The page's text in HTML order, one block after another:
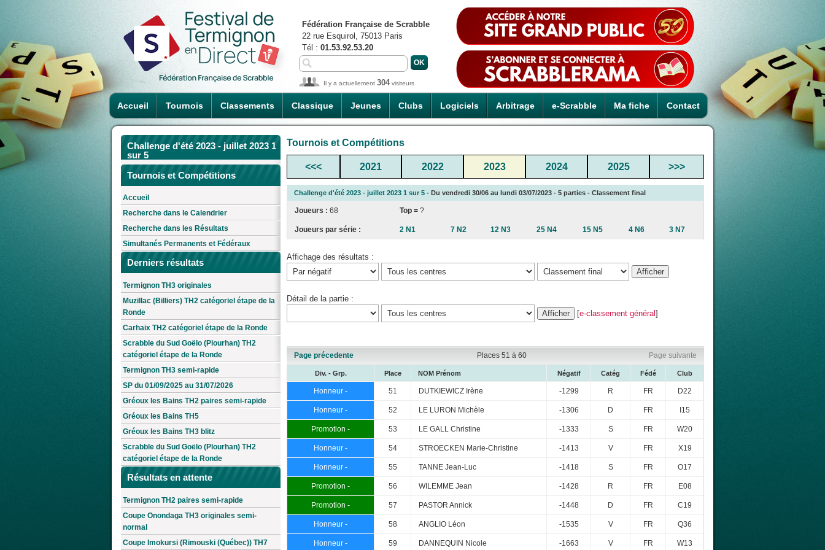
Accueil Tournois Classements Classique Jeunes Clubs Logiciels Arbitrage e-Scrabble Ma fiche Contact
Fédération Française de Scrabble
22 rue Esquirol, 75013 Paris
Tél : 01.53.92.53.20
Il y a actuellement 304visiteurs
Challenge d'été 2023 - juillet 2023 1
sur 5
Tournois et Compétitions
Accueil
Recherche dans le Calendrier
Recherche dans les Résultats
Simultanés Permanents et Fédéraux
Derniers résultats
Termignon TH3 originales
Muzillac (Billiers) TH2 catégoriel étape de la
Ronde
Carhaix TH2 catégoriel étape de la Ronde
Scrabble du Sud Goëlo (Plourhan) TH2
catégoriel étape de la Ronde
Termignon TH3 semi-rapide
SP du 01/09/2025 au 31/07/2026
Gréoux les Bains TH2 paires semi-rapide
Gréoux les Bains TH5
Gréoux les Bains TH3 blitz
Scrabble du Sud Goëlo (Plourhan) TH2
catégoriel étape de la Ronde
Résultats en attente
Termignon TH2 paires semi-rapide
Coupe Onondaga TH3 originales semi-
normal
Coupe Imokursi (Rimouski (Québec)) TH7
Tournois et Compétitions
<<< 2021 2022 2023 2024 2025 >>>
Challenge d'été 2023 - juillet 2023 1 sur 5 - Du vendredi 30/06 au lundi 03/07/2023 - 5 parties - Classement final
Joueurs : 68 Top = ?
Joueurs par série : 2 N1 7 N2 12 N3 25 N4 15 N5 4 N6 3 N7
Affichage des résultats :
Détail de la partie :
[e-classement général ]
Page précedente Places 51 à 60 Page suivante
Div. - Grp. Place NOM Prénom Négatif Catég Fédé Club
Honneur - 51 DUTKIEWICZ Irène -1299 R FR D22
Honneur - 52 LE LURON Michèle -1306 D FR I15
Promotion - 53 LE GALL Christine -1333 S FR W20
Honneur - 54 STROECKEN Marie-Christine -1413 V FR X19
Honneur - 55 TANNE Jean-Luc -1418 S FR O17
Promotion - 56 WILEMME Jean -1428 R FR E08
Promotion - 57 PASTOR Annick -1448 D FR C19
Honneur - 58 ANGLIO Léon -1535 V FR Q36
Honneur - 59 DANNEQUIN Nicole -1663 V FR W13